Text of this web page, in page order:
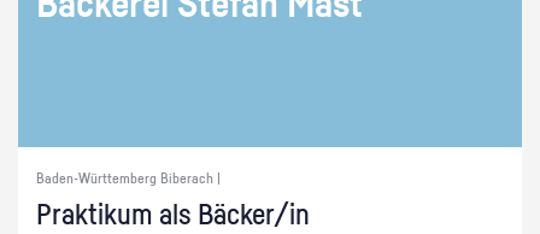
Baden-Württemberg Biberach |
Prak­ti­kum als Bä­cker/in